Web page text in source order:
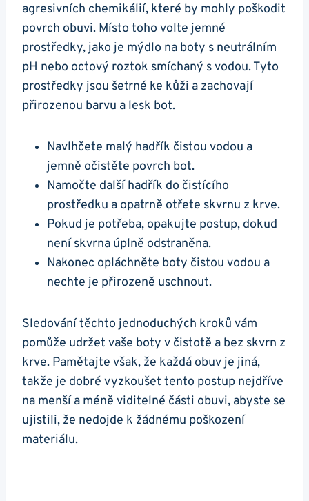
agresivních chemikálií, které by ‍mohly poškodit
povrch obuvi. Místo ⁤toho volte jemné
prostředky, jako⁢ je mýdlo na boty s neutrálním
pH nebo⁢ octový roztok smíchaný s vodou. Tyto
⁤prostředky ⁣jsou ‌šetrné ke kůži ⁣a zachovají⁤
přirozenou barvu a lesk bot.
Navlhčete ​malý hadřík čistou vodou a​
jemně očistěte povrch bot.
Namočte další hadřík do čistícího​
prostředku a opatrně otřete skvrnu z krve.
Pokud je potřeba, opakujte postup, dokud
není skvrna úplně⁣ odstraněna.
Nakonec opláchněte boty čistou vodou a
nechte je přirozeně uschnout.
Sledování těchto jednoduchých kroků vám
pomůže udržet ⁣vaše boty v čistotě a bez skvrn z
krve. Pamětajte však, že každá obuv je jiná,
takže je dobré vyzkoušet tento postup nejdříve
na menší a méně viditelné části obuvi, abyste se
ujistili, že⁣ nedojde‍ k žádnému poškození
materiálu.